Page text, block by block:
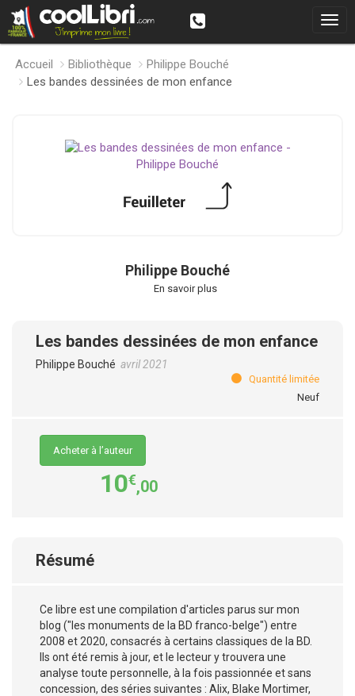
Accueil Bibliothèque
Philippe Bouché
Les bandes dessinées de mon enfance
Philippe Bouché
En savoir plus
Les bandes dessinées de mon enfance
Philippe Bouché avril 2021
Quantité limitée
Neuf
Acheter à l’auteur
10€,00
Résumé
Ce libre est une compilation d'articles parus sur mon
blog ("les monuments de la BD franco-belge") entre
2008 et 2020, consacrés à certains classiques de la BD.
Ils ont été remis à jour, et le lecteur y trouvera une
analyse toute personnelle, à la fois passionnée et sans
concession, des séries suivantes : Alix, Blake Mortimer,